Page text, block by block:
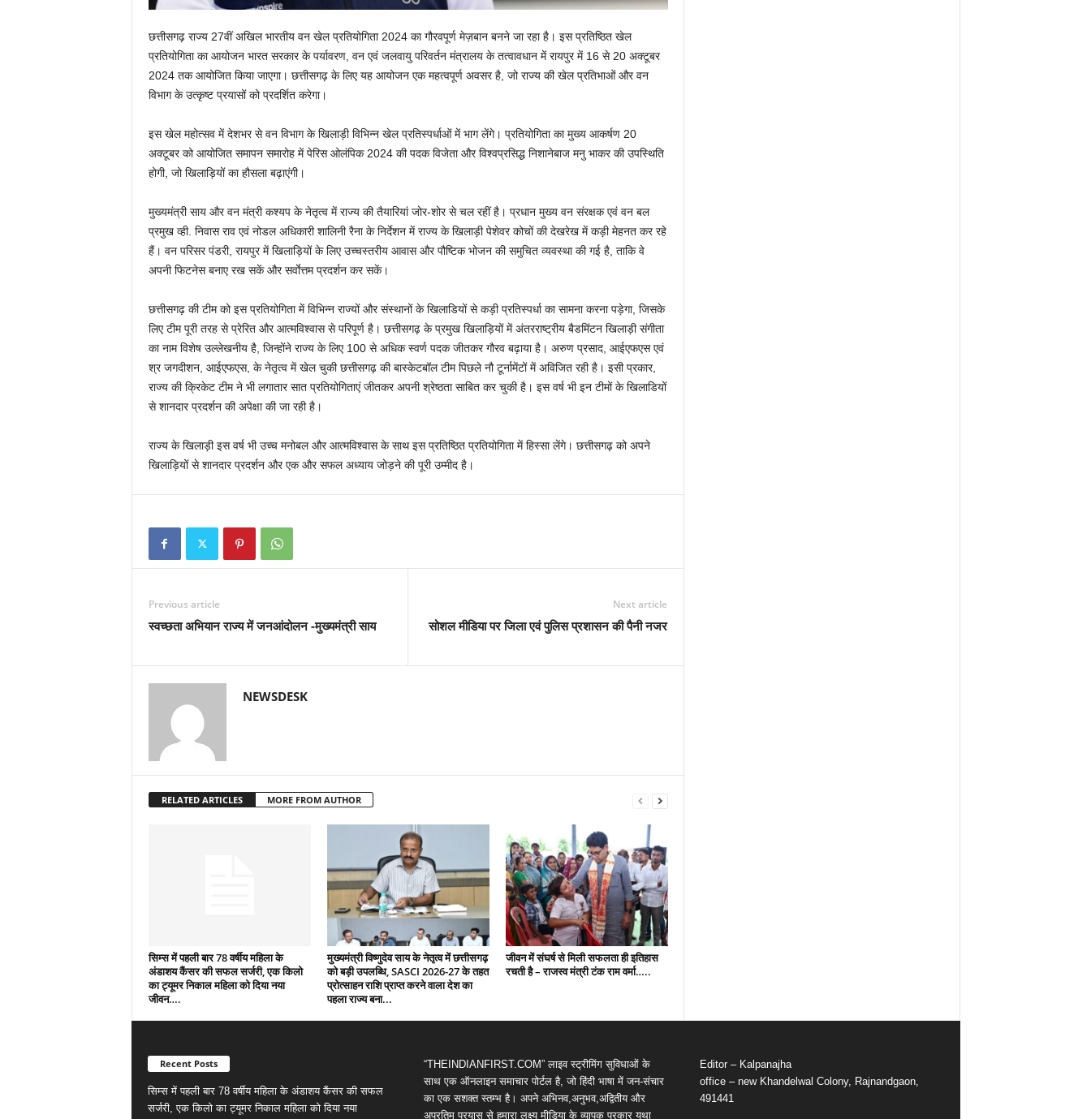
छत्तीसगढ़ राज्य 27वीं अखिल भारतीय वन खेल प्रतियोगिता 2024 का गौरवपूर्ण मेज़बान बनने जा रहा है। इस प्रतिष्ठित खेल
प्रतियोगिता का आयोजन भारत सरकार के पर्यावरण, वन एवं जलवायु परिवर्तन मंत्रालय के तत्वावधान में रायपुर में 16 से 20 अक्टूबर
2024 तक आयोजित किया जाएगा। छत्तीसगढ़ के लिए यह आयोजन एक महत्वपूर्ण अवसर है, जो राज्य की खेल प्रतिभाओं और वन
विभाग के उत्कृष्ट प्रयासों को प्रदर्शित करेगा।
इस खेल महोत्सव में देशभर से वन विभाग के खिलाड़ी विभिन्न खेल प्रतिस्पर्धाओं में भाग लेंगे। प्रतियोगिता का मुख्य आकर्षण 20
अक्टूबर को आयोजित समापन समारोह में पेरिस ओलंपिक 2024 की पदक विजेता और विश्वप्रसिद्ध निशानेबाज मनु भाकर की उपस्थिति
होगी, जो खिलाड़ियों का हौसला बढ़ाएंगी।
मुख्यमंत्री साय और वन मंत्री कश्यप के नेतृत्व में राज्य की तैयारियां जोर-शोर से चल रहीं है। प्रधान मुख्य वन संरक्षक एवं वन बल
प्रमुख व्ही. निवास राव एवं नोडल अधिकारी शालिनी रैना के निर्देशन में राज्य के खिलाड़ी पेशेवर कोचों की देखरेख में कड़ी मेहनत कर रहे
हैं। वन परिसर पंडरी, रायपुर में खिलाड़ियों के लिए उच्चस्तरीय आवास और पौष्टिक भोजन की समुचित व्यवस्था की गई है, ताकि वे
अपनी फिटनेस बनाए रख सकें और सर्वाेत्तम प्रदर्शन कर सकें।
छत्तीसगढ़ की टीम को इस प्रतियोगिता में विभिन्न राज्यों और संस्थानों के खिलाडियों से कड़ी प्रतिस्पर्धा का सामना करना पड़ेगा, जिसके
लिए टीम पूरी तरह से प्रेरित और आत्मविश्वास से परिपूर्ण है। छत्तीसगढ़ के प्रमुख खिलाड़ियों में अंतरराष्ट्रीय बैडमिंटन खिलाड़ी संगीता
का नाम विशेष उल्लेखनीय है, जिन्होंने राज्य के लिए 100 से अधिक स्वर्ण पदक जीतकर गौरव बढ़ाया है। अरुण प्रसाद, आईएफएस एवं
श्र जगदीशन, आईएफएस, के नेतृत्व में खेल चुकी छत्तीसगढ़ की बास्केटबॉल टीम पिछले नौ टूर्नामेंटों में अविजित रही है। इसी प्रकार,
राज्य की क्रिकेट टीम ने भी लगातार सात प्रतियोगिताएं जीतकर अपनी श्रेष्ठता साबित कर चुकी है। इस वर्ष भी इन टीमों के खिलाडियों
से शानदार प्रदर्शन की अपेक्षा की जा रही है।
राज्य के खिलाड़ी इस वर्ष भी उच्च मनोबल और आत्मविश्वास के साथ इस प्रतिष्ठित प्रतियोगिता में हिस्सा लेंगे। छत्तीसगढ़ को अपने
खिलाड़ियों से शानदार प्रदर्शन और एक और सफल अध्याय जोड़ने की पूरी उम्मीद है।
Previous article
स्वच्छता अभियान राज्य में जनआंदोलन -मुख्यमंत्री साय
Next article
सोशल मीडिया पर जिला एवं पुलिस प्रशासन की पैनी नजर
NEWSDESK
RELATED ARTICLES MORE FROM AUTHOR
सिम्स में पहली बार 78 वर्षीय महिला के
अंडाशय कैंसर की सफल सर्जरी, एक किलो
का ट्यूमर निकाल महिला को दिया नया
जीवन….
मुख्यमंत्री विष्णुदेव साय के नेतृत्व में छत्तीसगढ़
को बड़ी उपलब्धि, SASCI 2026-27 के तहत
प्रोत्साहन राशि प्राप्त करने वाला देश का
पहला राज्य बना...
जीवन में संघर्ष से मिली सफलता ही इतिहास
रचती है – राजस्व मंत्री टंक राम वर्मा…..
Recent Posts
सिम्स में पहली बार 78 वर्षीय महिला के अंडाशय कैंसर की सफल
सर्जरी, एक किलो का ट्यूमर निकाल महिला को दिया नया
“THEINDIANFIRST.COM” लाइव स्ट्रीमिंग सुविधाओं के
साथ एक ऑनलाइन समाचार पोर्टल है, जो हिंदी भाषा में जन-संचार
का एक सशक्त स्तम्भ है। अपने अभिनव,अनुभव,अद्वितीय और
अप्रतिम प्रयास से हमारा लक्ष्य मीडिया के व्यापक प्रकार यथा
Editor – Kalpanajha
office – new Khandelwal Colony, Rajnandgaon,
491441